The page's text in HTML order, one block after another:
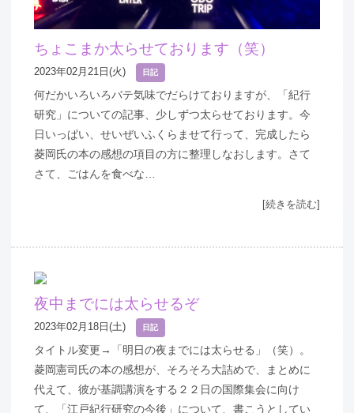
ちょこまか太らせております（笑）
2023年02月21日(火) 日記
何だかいろいろバテ気味でだらけておりますが、「紀行
研究」についての記事、少しずつ太らせております。今
日いっぱい、せいぜいふくらませて行って、完成したら
菱岡氏の本の感想の項目の方に整理しなおします。さて
さて、ごはんを食べな…
[続きを読む]
夜中までには太らせるぞ
2023年02月18日(土) 日記
タイトル変更→「明日の夜までには太らせる」（笑）。
菱岡憲司氏の本の感想が、そろそろ大詰めで、まとめに
代えて、彼が基調講演をする２２日の国際集会に向け
て、「江戸紀行研究の今後」について、書こうとしてい